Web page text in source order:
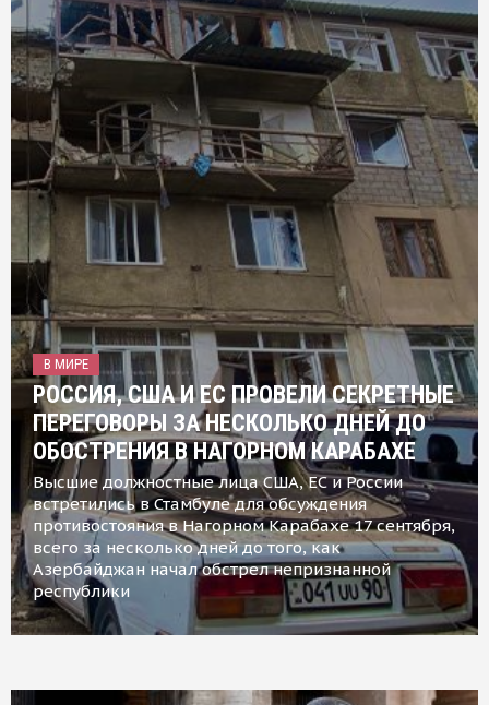
В МИРЕ
РОССИЯ, США И ЕС ПРОВЕЛИ СЕКРЕТНЫЕ
ПЕРЕГОВОРЫ ЗА НЕСКОЛЬКО ДНЕЙ ДО
ОБОСТРЕНИЯ В НАГОРНОМ КАРАБАХЕ
Высшие должностные лица США, ЕС и России
встретились в Стамбуле для обсуждения
противостояния в Нагорном Карабахе 17 сентября,
всего за несколько дней до того, как
Азербайджан начал обстрел непризнанной
республики